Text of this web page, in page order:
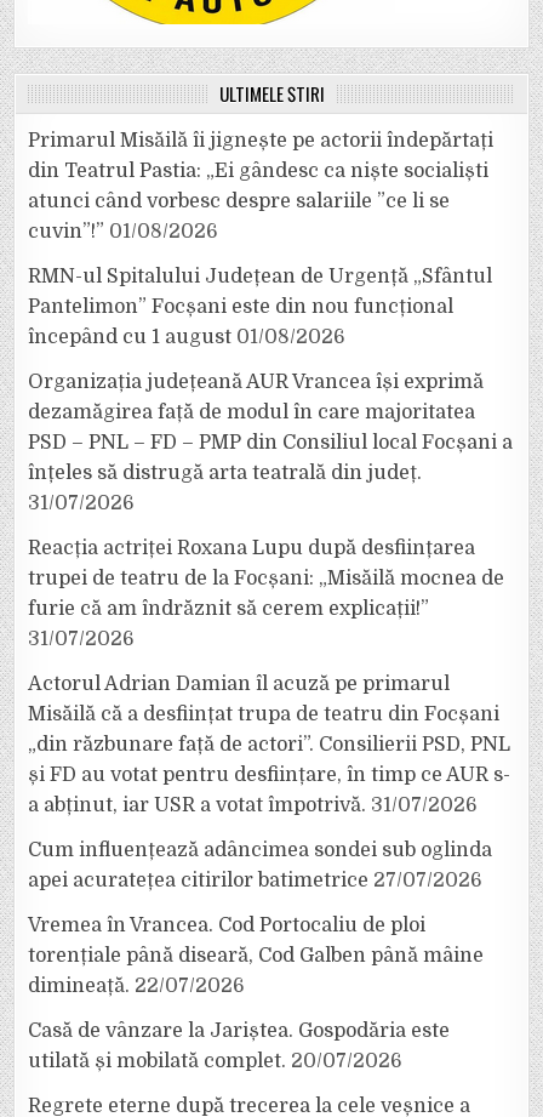
ULTIMELE ȘTIRI
Primarul Misăilă îi jignește pe actorii îndepărtați
din Teatrul Pastia: „Ei gândesc ca niște socialiști
atunci când vorbesc despre salariile ”ce li se
cuvin”!” 01/08/2026
RMN-ul Spitalului Județean de Urgență „Sfântul
Pantelimon” Focșani este din nou funcțional
începând cu 1 august 01/08/2026
Organizația județeană AUR Vrancea își exprimă
dezamăgirea față de modul în care majoritatea
PSD – PNL – FD – PMP din Consiliul local Focșani a
înțeles să distrugă arta teatrală din județ.
31/07/2026
Reacția actriței Roxana Lupu după desființarea
trupei de teatru de la Focșani: „Misăilă mocnea de
furie că am îndrăznit să cerem explicații!”
31/07/2026
Actorul Adrian Damian îl acuză pe primarul
Misăilă că a desființat trupa de teatru din Focșani
„din răzbunare față de actori”. Consilierii PSD, PNL
și FD au votat pentru desființare, în timp ce AUR s-
a abținut, iar USR a votat împotrivă. 31/07/2026
Cum influențează adâncimea sondei sub oglinda
apei acuratețea citirilor batimetrice 27/07/2026
Vremea în Vrancea. Cod Portocaliu de ploi
torențiale până diseară, Cod Galben până mâine
dimineață. 22/07/2026
Casă de vânzare la Jariștea. Gospodăria este
utilată și mobilată complet. 20/07/2026
Regrete eterne după trecerea la cele veșnice a